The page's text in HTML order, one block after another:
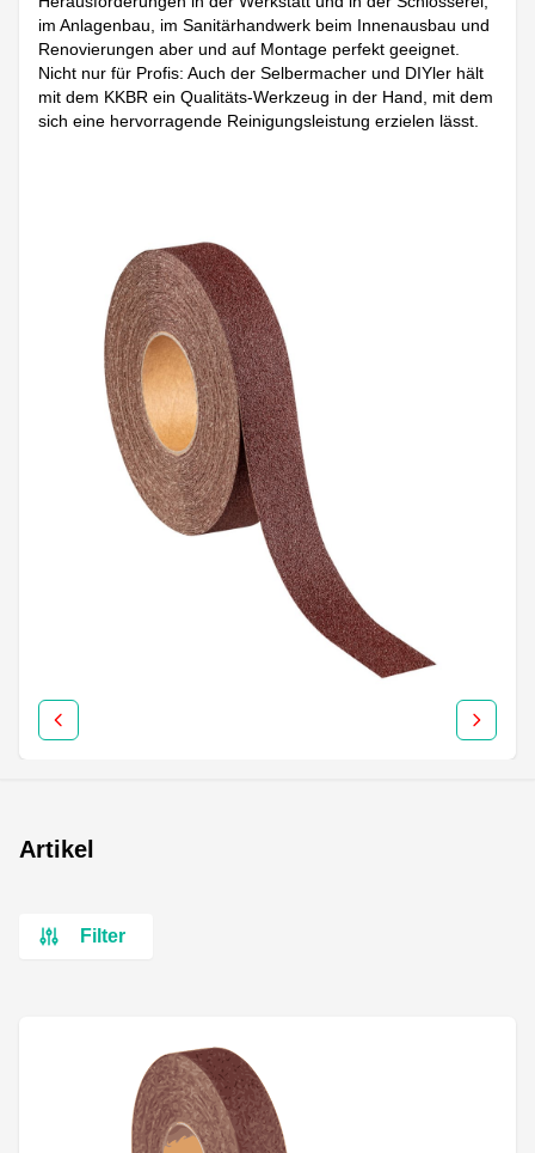
im Anlagenbau, im Sanitärhandwerk beim Innenausbau und
Renovierungen aber und auf Montage perfekt geeignet.
Nicht nur für Profis: Auch der Selbermacher und DIYler hält
mit dem KKBR ein Qualitäts-Werkzeug in der Hand, mit dem
sich eine hervorragende Reinigungsleistung erzielen lässt.
Artikel
Filter